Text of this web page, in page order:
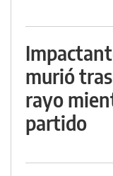
murió
rayo
partido